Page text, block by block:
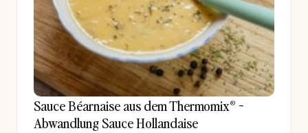
Sauce Béarnaise aus dem Thermomix® -
Abwandlung Sauce Hollandaise